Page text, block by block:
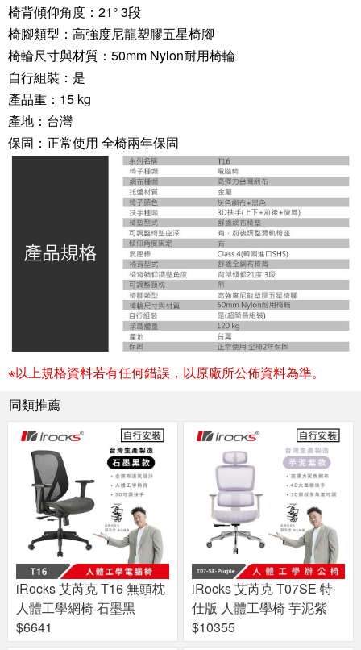
椅背傾仰角度：21° 3段
椅腳類型：高強度尼龍塑膠五星椅腳
椅輪尺寸與材質：50mm Nylon耐用椅輪
自行組裝：是
產品重：15 kg
產地：台灣
保固：正常使用 全椅兩年保固
※以上規格資料若有任何錯誤，以原廠所公佈資料為準。
同類推薦
iRocks 艾芮克 T16 無頭枕
人體工學網椅 石墨黑
$6641
iRocks 艾芮克 T07SE 特
仕版 人體工學椅 芋泥紫
$10355